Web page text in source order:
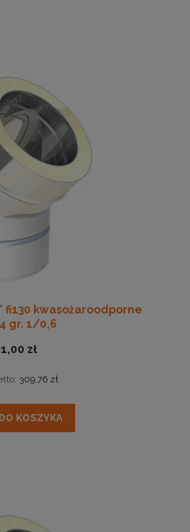
fi130 kwasożaroodporne
gr. 1/0,6
zł
309,76 zł
KOSZYKA